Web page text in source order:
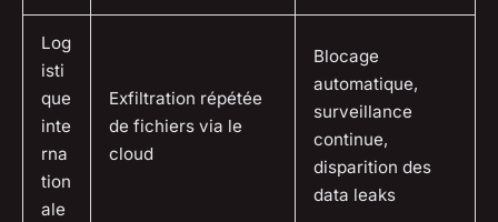
Log
isti
que
inte
rna
tion
ale
Exfiltration répétée
de fichiers via le
cloud
Blocage
automatique,
surveillance
continue,
disparition des
data leaks